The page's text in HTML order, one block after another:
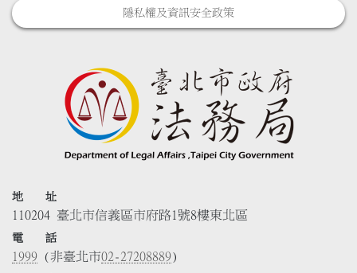
隱私權及資訊安全政策
地 址
110204 臺北市信義區市府路1號8樓東北區
電 話
1999 (非臺北市02-27208889)